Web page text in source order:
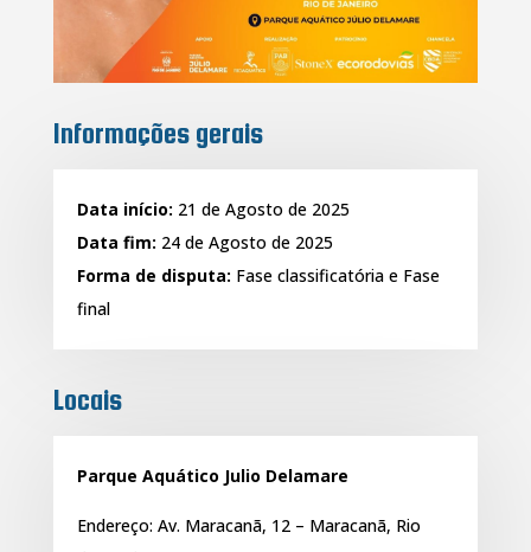
Informações gerais
Data início: 21 de Agosto de 2025
Data fim: 24 de Agosto de 2025
Forma de disputa: Fase classificatória e Fase
final
Locais
Parque Aquático Julio Delamare
Endereço: Av. Maracanã, 12 – Maracanã, Rio